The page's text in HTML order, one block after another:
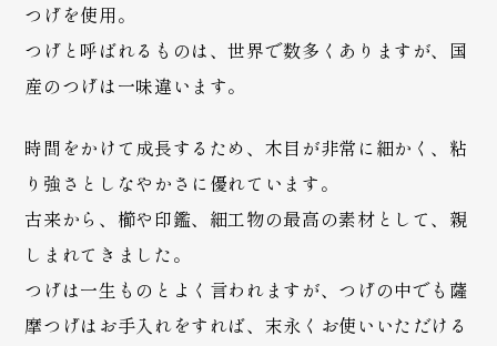
つげを使用。
つげと呼ばれるものは、世界で数多くありますが、国
産のつげは一味違います。
時間をかけて成長するため、木目が非常に細かく、粘
り強さとしなやかさに優れています。
古来から、櫛や印鑑、細工物の最高の素材として、親
しまれてきました。
つげは一生ものとよく言われますが、つげの中でも薩
摩つげはお手入れをすれば、末永くお使いいただける